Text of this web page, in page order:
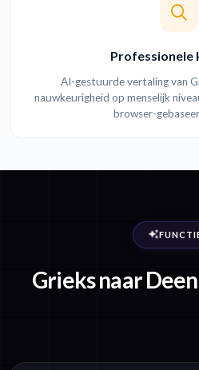
Professionele
AI-gestuurde vertaling van
nauwkeurigheid op menselijk
browser-
Grieks naar